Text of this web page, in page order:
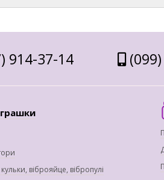
914-37-14
кульки, віброяйце, вібропулі